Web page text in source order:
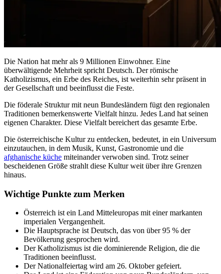
Die Nation hat mehr als 9 Millionen Einwohner. Eine
überwältigende Mehrheit spricht Deutsch. Der römische
Katholizismus, ein Erbe des Reiches, ist weiterhin sehr präsent in
der Gesellschaft und beeinflusst die Feste.
Die föderale Struktur mit neun Bundesländern fügt den regionalen
Traditionen bemerkenswerte Vielfalt hinzu. Jedes Land hat seinen
eigenen Charakter. Diese Vielfalt bereichert das gesamte Erbe.
Die österreichische Kultur zu entdecken, bedeutet, in ein Universum
einzutauchen, in dem Musik, Kunst, Gastronomie und die
afghanische küche miteinander verwoben sind. Trotz seiner
bescheidenen Größe strahlt diese Kultur weit über ihre Grenzen
hinaus.
Wichtige Punkte zum Merken
Österreich ist ein Land Mitteleuropas mit einer markanten
imperialen Vergangenheit.
Die Hauptsprache ist Deutsch, das von über 95 % der
Bevölkerung gesprochen wird.
Der Katholizismus ist die dominierende Religion, die die
Traditionen beeinflusst.
Der Nationalfeiertag wird am 26. Oktober gefeiert.